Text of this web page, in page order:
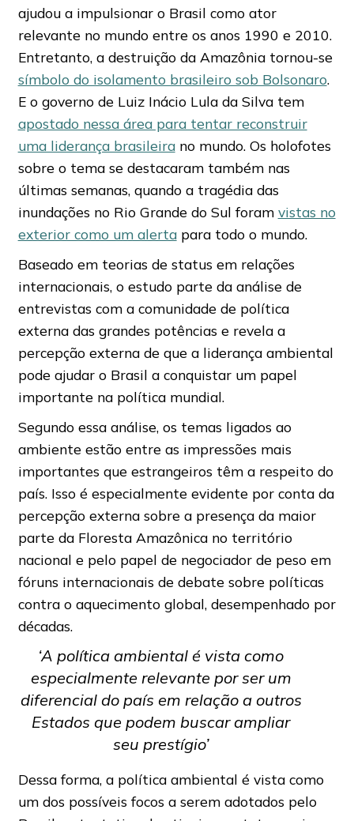
ajudou a impulsionar o Brasil como ator
relevante no mundo entre os anos 1990 e 2010.
Entretanto, a destruição da Amazônia tornou-se
símbolo do isolamento brasileiro sob Bolsonaro.
E o governo de Luiz Inácio Lula da Silva tem
apostado nessa área para tentar reconstruir
uma liderança brasileirano mundo. Os holofotes
sobre o tema se destacaram também nas
últimas semanas, quando a tragédia das
inundações no Rio Grande do Sul foram vistas no
exterior como um alertapara todo o mundo.
Baseado em teorias de status em relações
internacionais, o estudo parte da análise de
entrevistas com a comunidade de política
externa das grandes potências e revela a
percepção externa de que a liderança ambiental
pode ajudar o Brasil a conquistar um papel
importante na política mundial.
Segundo essa análise, os temas ligados ao
ambiente estão entre as impressões mais
importantes que estrangeiros têm a respeito do
país. Isso é especialmente evidente por conta da
percepção externa sobre a presença da maior
parte da Floresta Amazônica no território
nacional e pelo papel de negociador de peso em
fóruns internacionais de debate sobre políticas
contra o aquecimento global, desempenhado por
décadas.
‘A política ambiental é vista como
especialmente relevante por ser um
diferencial do país em relação a outros
Estados que podem buscar ampliar
seu prestígio’
Dessa forma, a política ambiental é vista como
um dos possíveis focos a serem adotados pelo